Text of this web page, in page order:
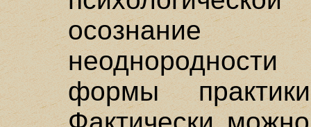
осознание
формы